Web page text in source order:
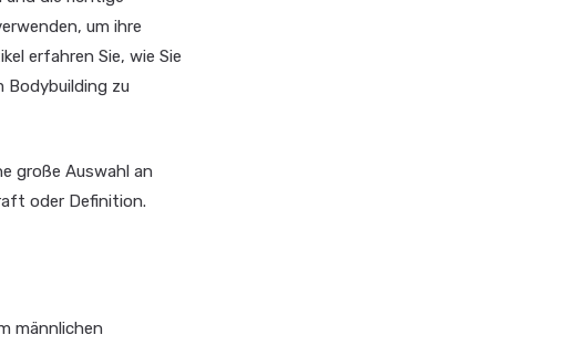
um ihre
erfahren Sie, wie Sie
Bodybuilding zu
große Auswahl an
oder Definition.
männlichen